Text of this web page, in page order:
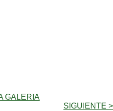
GALERIA
SIGUIENTE >